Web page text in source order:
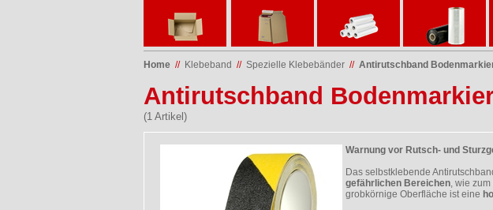
Home // Klebeband // Spezielle Klebebänder // Antirutschband
Antirutschband
(1 Artikel)
Warnung vor Rutsch- und
Das selbstklebende
gefährlichen Bereichen, wie
grobkörnige Oberfläche ist eine